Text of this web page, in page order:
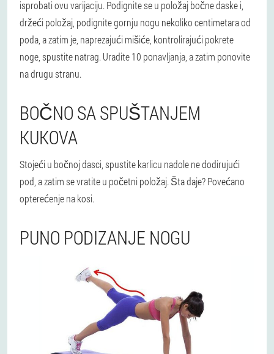
isprobati ovu varijaciju. Podignite se u položaj bočne daske i,
držeći položaj, podignite gornju nogu nekoliko centimetara od
poda, a zatim je, naprezajući mišiće, kontrolirajući pokrete
noge, spustite natrag. Uradite 10 ponavljanja, a zatim ponovite
na drugu stranu.
BOČNO SA SPUŠTANJEM
KUKOVA
Stojeći u bočnoj dasci, spustite karlicu nadole ne dodirujući
pod, a zatim se vratite u početni položaj. Šta daje? Povećano
opterećenje na kosi.
PUNO PODIZANJE NOGU